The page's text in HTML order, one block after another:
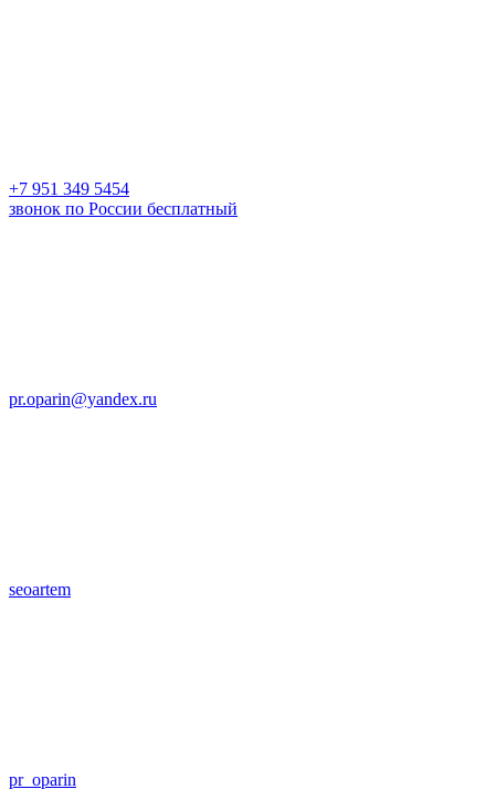
+7 951 349 5454
звонок по России бесплатный
pr.oparin@yandex.ru
seoartem
pr_oparin